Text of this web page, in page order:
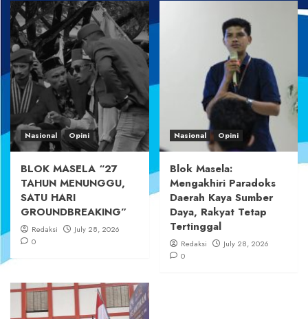
Nasional Opini
BLOK MASELA “27
TAHUN MENUNGGU,
SATU HARI
GROUNDBREAKING”
Redaksi
July 28, 2026
0
Nasional Opini
Blok Masela:
Mengakhiri Paradoks
Daerah Kaya Sumber
Daya, Rakyat Tetap
Tertinggal
Redaksi
July 28, 2026
0